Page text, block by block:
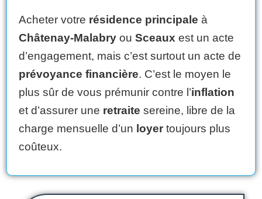
Acheter votre résidence principale à
Châtenay-Malabry ou Sceaux est un acte
d’engagement, mais c’est surtout un acte de
prévoyance financière. C’est le moyen le
plus sûr de vous prémunir contre l’inflation
et d’assurer une retraite sereine, libre de la
charge mensuelle d’un loyer toujours plus
coûteux.